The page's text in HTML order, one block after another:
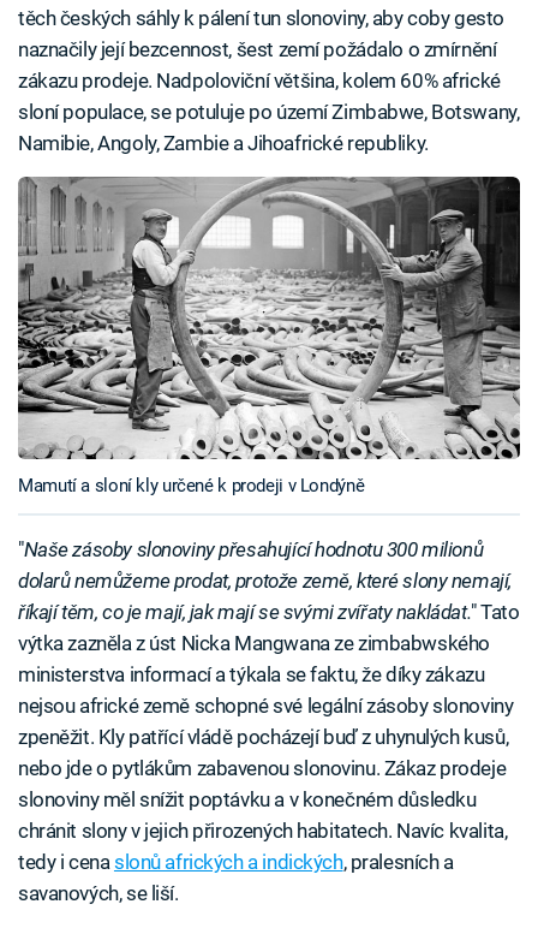
těch českých sáhly k pálení tun slonoviny, aby coby gesto
naznačily její bezcennost, šest zemí požádalo o zmírnění
zákazu prodeje. Nadpoloviční většina, kolem 60% africké
sloní populace, se potuluje po území Zimbabwe, Botswany,
Namibie, Angoly, Zambie a Jihoafrické republiky.
Mamutí a sloní kly určené k prodeji v Londýně
"Naše zásoby slonoviny přesahující hodnotu 300 milionů
dolarů nemůžeme prodat, protože země, které slony nemají,
říkají těm, co je mají, jak mají se svými zvířaty nakládat." Tato
výtka zazněla z úst Nicka Mangwana ze zimbabwského
ministerstva informací a týkala se faktu, že díky zákazu
nejsou africké země schopné své legální zásoby slonoviny
zpeněžit. Kly patřící vládě pocházejí buď z uhynulých kusů,
nebo jde o pytlákům zabavenou slonovinu. Zákaz prodeje
slonoviny měl snížit poptávku a v konečném důsledku
chránit slony v jejich přirozených habitatech. Navíc kvalita,
tedy i cena slonů afrických a indických, pralesních a
savanových, se liší.